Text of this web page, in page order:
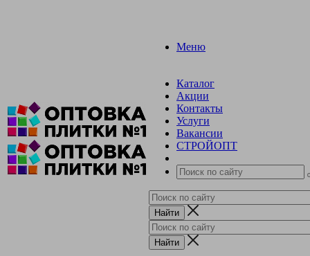
Меню
Каталог
Акции
Контакты
Услуги
Вакансии
СТРОЙОПТ